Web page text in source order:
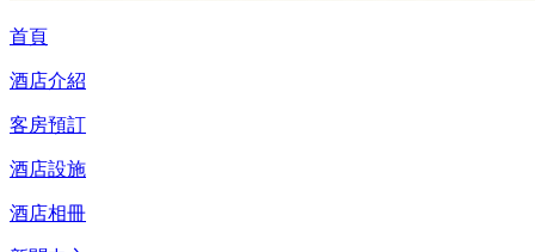
首頁
酒店介紹
客房預訂
酒店設施
酒店相冊